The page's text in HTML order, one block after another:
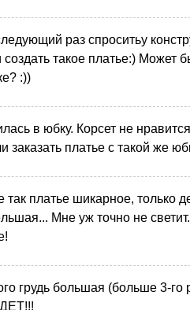
раз спроситьу
создать такое платье:) Может
:))
в юбку. Корсет не
заказать платье с такой же
платье шикарное, только
Мне уж точно не
грудь большая (больше 3-го